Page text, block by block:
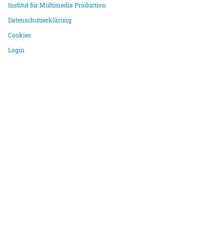
Institut für Multimedia Production
Datenschutzerklärung
Cookies
Login